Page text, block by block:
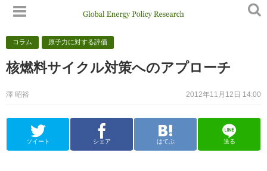
コラム 原子力に対する評価
核燃料サイクル対策へのアプローチ
2012年11月12日 14:00
澤 昭裕
ツイート シェア はてぶ 送る